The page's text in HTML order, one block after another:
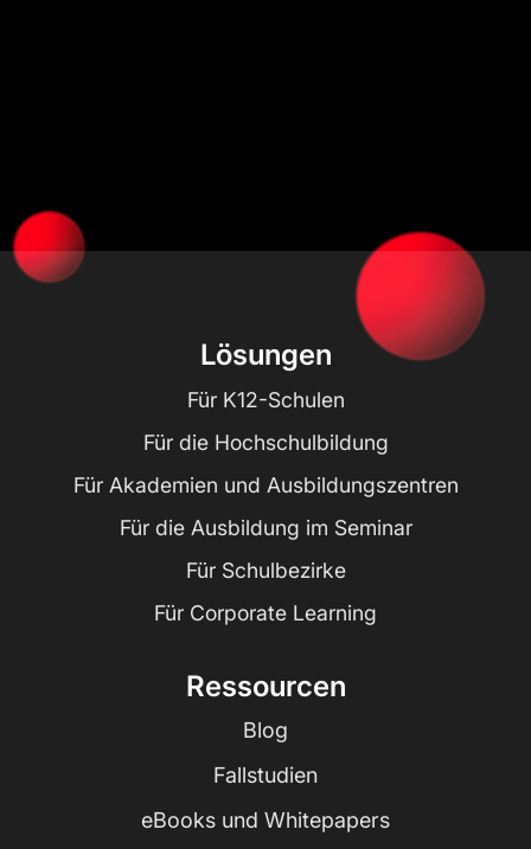
Lösungen
Für K12-Schulen
Für die Hochschulbildung
Für Akademien und Ausbildungszentren
Für die Ausbildung im Seminar
Für Schulbezirke
Für Corporate Learning
Ressourcen
Blog
Fallstudien
eBooks und Whitepapers